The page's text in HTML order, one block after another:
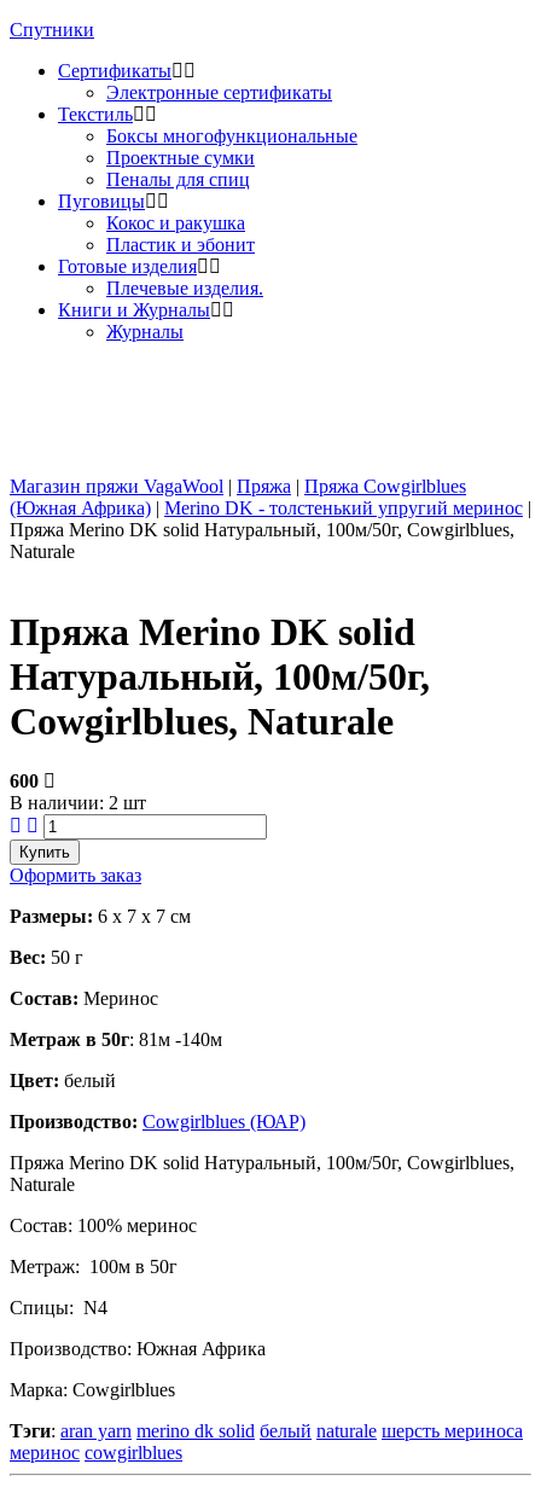
Спутники
Сертификаты
Электронные сертификаты
Текстиль
Боксы многофункциональные
Проектные сумки
Пеналы для спиц
Пуговицы
Кокос и ракушка
Пластик и эбонит
Готовые изделия
Плечевые изделия.
Книги и Журналы
Журналы
Магазин пряжи VagaWool | Пряжа | Пряжа Cowgirlblues
(Южная Африка) | Merino DK - толстенький упругий меринос |
Пряжа Merino DK solid Натуральный, 100м/50г, Cowgirlblues,
Naturale
Пряжа Merino DK solid
Натуральный, 100м/50г,
Cowgirlblues, Naturale
600
В наличии: 2 шт
Оформить заказ
Размеры: 6 x 7 x 7 cм
Вес: 50 г
Состав: Меринос
Метраж в 50г: 81м -140м
Цвет: белый
Производство: Cowgirlblues (ЮАР)
Пряжа Merino DK solid Натуральный, 100м/50г, Cowgirlblues,
Naturale
Состав: 100% меринос
Метраж: 100м в 50г
Спицы: N4
Производство: Южная Африка
Марка: Cowgirlblues
Тэги: aran yarn merino dk solid белый naturale шерсть мериноса
меринос cowgirlblues